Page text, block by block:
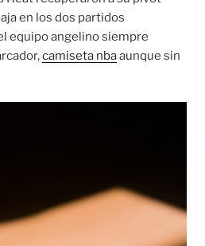
en los dos partidos
equipo angelino siempre
camiseta nbaaunque sin